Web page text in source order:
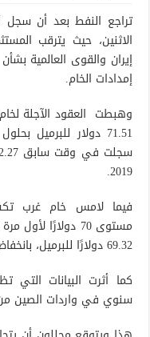
تراجع النفط بعد أن
الاثنين، حيث يترقب
إيران والقوى العالمية
إمدادات الخام.
2019.
فيما لامس خام غرب
69.32 دولارًا للبرميل، بانخفاض 30 سنتًا ، أو 0.4٪.
سنوي في واردات الصين